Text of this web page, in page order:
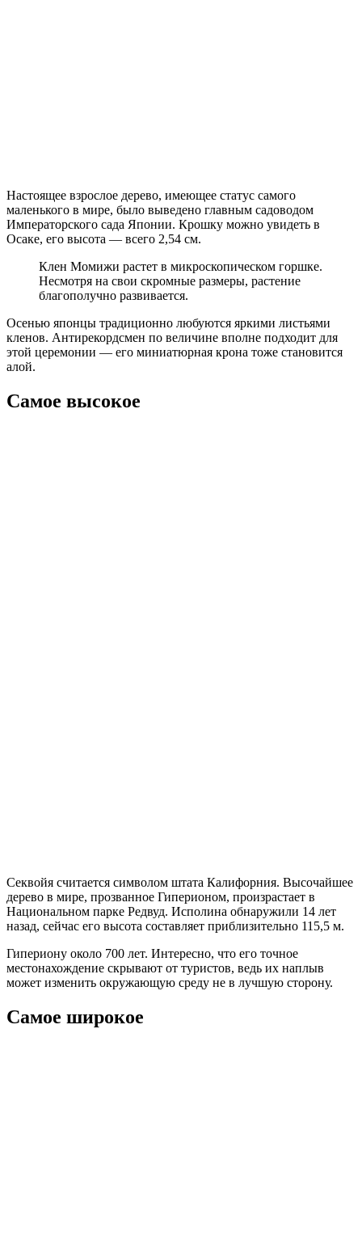
Настоящее взрослое дерево, имеющее статус самого
маленького в мире, было выведено главным садоводом
Императорского сада Японии. Крошку можно увидеть в
Осаке, его высота ― всего 2,54 см.
Клен Момижи растет в микроскопическом горшке.
Несмотря на свои скромные размеры, растение
благополучно развивается.
Осенью японцы традиционно любуются яркими листьями
кленов. Антирекордсмен по величине вполне подходит для
этой церемонии ― его миниатюрная крона тоже становится
алой.
Самое высокое
Секвойя считается символом штата Калифорния. Высочайшее
дерево в мире, прозванное Гиперионом, произрастает в
Национальном парке Редвуд. Исполина обнаружили 14 лет
назад, сейчас его высота составляет приблизительно 115,5 м.
Гипериону около 700 лет. Интересно, что его точное
местонахождение скрывают от туристов, ведь их наплыв
может изменить окружающую среду не в лучшую сторону.
Самое широкое